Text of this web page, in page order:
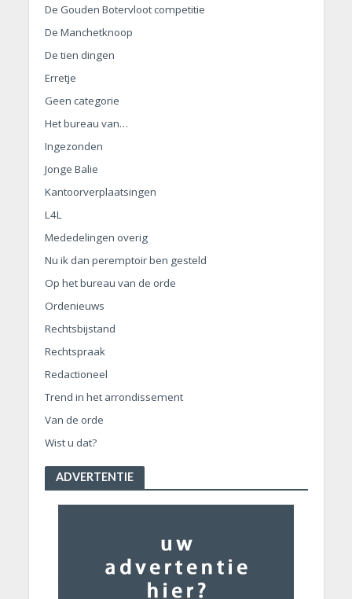
De Gouden Botervloot competitie
De Manchetknoop
De tien dingen
Erretje
Geen categorie
Het bureau van…
Ingezonden
Jonge Balie
Kantoorverplaatsingen
L4L
Mededelingen overig
Nu ik dan peremptoir ben gesteld
Op het bureau van de orde
Ordenieuws
Rechtsbijstand
Rechtspraak
Redactioneel
Trend in het arrondissement
Van de orde
Wist u dat?
ADVERTENTIE